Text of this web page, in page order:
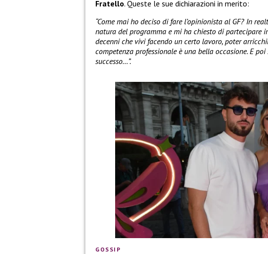
Fratello. Queste le sue dichiarazioni in merito:
“Come mai ho deciso di fare l’opinionista al GF? In
natura del programma e mi ha chiesto di partecipare
decenni che vivi facendo un certo lavoro, poter
competenza professionale è una bella occasione. E
successo…”.
GOSSIP